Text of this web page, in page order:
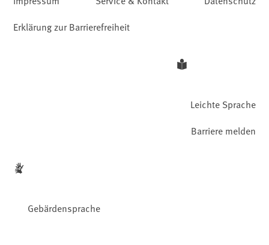
Erklärung zur Barrierefreiheit
Leichte Sprache
Gebärdensprache
Barriere melden